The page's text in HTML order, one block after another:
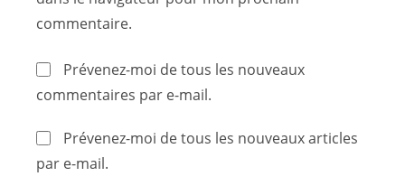
commentaire.
Prévenez-moi de tous les nouveaux
commentaires par e-mail.
Prévenez-moi de tous les nouveaux articles
par e-mail.